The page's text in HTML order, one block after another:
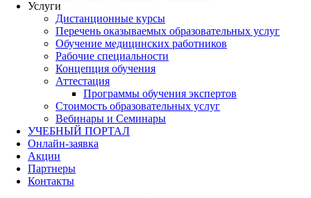
Услуги
Дистанционные курсы
Перечень оказываемых образовательных услуг
Обучение медицинских работников
Рабочие специальности
Концепция обучения
Аттестация
Программы обучения экспертов
Стоимость образовательных услуг
Вебинары и Семинары
УЧЕБНЫЙ ПОРТАЛ
Онлайн-заявка
Акции
Партнеры
Контакты